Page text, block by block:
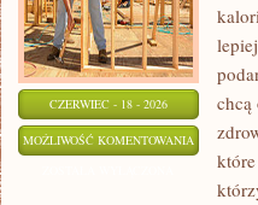
CZERWIEC - 18 - 2026
MOŻLIWOŚĆ KOMENTOWANIA ZDROWE
PRZEPISY
chcą